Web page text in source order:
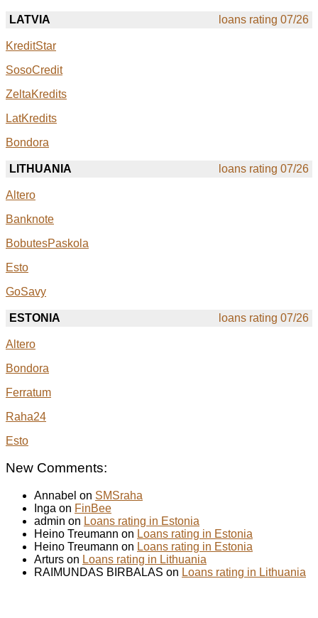
LATVIA loans rating 07/26
KreditStar
SosoCredit
ZeltaKredits
LatKredits
Bondora
LITHUANIA loans rating 07/26
Altero
Banknote
BobutesPaskola
Esto
GoSavy
ESTONIA loans rating 07/26
Altero
Bondora
Ferratum
Raha24
Esto
New Comments:
Annabel on SMSraha
Inga on FinBee
admin on Loans rating in Estonia
Heino Treumann on Loans rating in Estonia
Heino Treumann on Loans rating in Estonia
Arturs on Loans rating in Lithuania
RAIMUNDAS BIRBALAS on Loans rating in Lithuania